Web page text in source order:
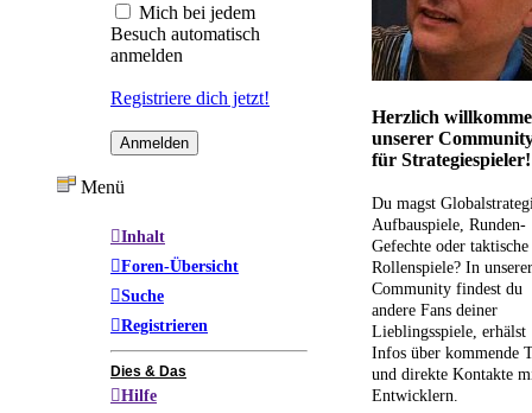
Mich bei jedem
Besuch automatisch
anmelden
Registriere dich jetzt!
Menü
Inhalt
Foren-Übersicht
Suche
Registrieren
Dies & Das
Hilfe
Herzlich
unserer
für Strategiespieler!
Du magst
Aufbauspiele, Runden-
Gefechte oder taktische
Rollenspiele? In
Community findest du
andere Fans deiner
Lieblingsspiele, erhälst
Infos über kommende
und direkte Kontakte
Entwicklern.